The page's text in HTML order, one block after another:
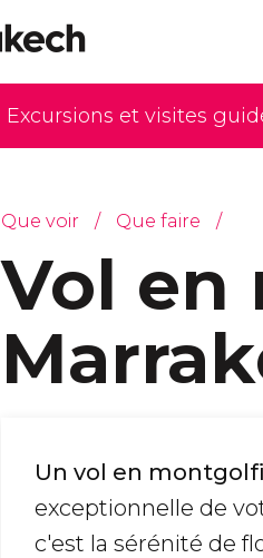
Excursions et visites
Que voir Que faire
Vol en
Un vol en
exceptionnelle de
c'est la sérénité de